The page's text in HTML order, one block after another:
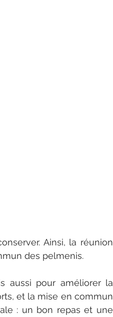
Ainsi, la réunion
des pelmenis.
aussi pour améliorer la
et la mise en commun
: un bon repas et une